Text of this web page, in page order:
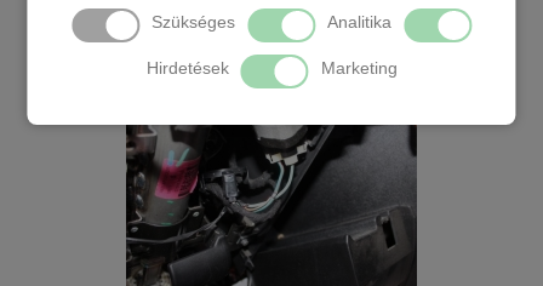
Szükséges Analitika
Hirdetések Marketing